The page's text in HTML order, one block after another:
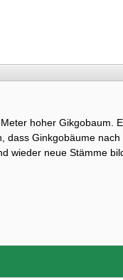
hoher Gikgobaum.
dass Ginkgobäume
wieder neue Stämme